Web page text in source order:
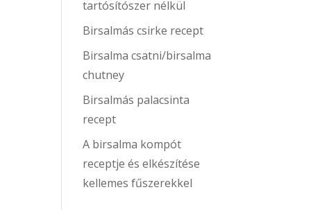
tartósítószer nélkül
Birsalmás csirke recept
Birsalma csatni/birsalma
chutney
Birsalmás palacsinta
recept
A birsalma kompót
receptje és elkészítése
kellemes fűszerekkel